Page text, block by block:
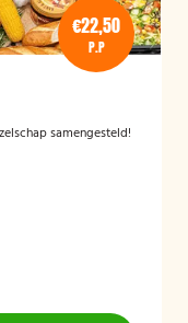
€22,50
P.P
samengesteld!